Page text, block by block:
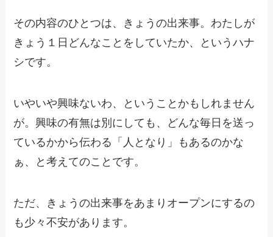
その内容のひとつは、きょうの出来事。わたしが
きょう１日どんなことをしていたか、というハナ
シです。
いやいや興味ないわ、ということかもしれません
が。興味の有無は別にしても、どんな毎日を送っ
ているかから伝わる「人となり」もあるのかな
ぁ、と考えてのことです。
ただ、きょうの出来事をあまりオープンにするの
も少々不安があります。